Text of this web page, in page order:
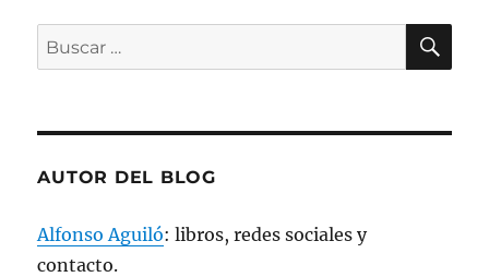
v
t
u
Buscar
por:
AUTOR DEL BLOG
Alfonso Aguiló: libros, redes sociales y
contacto.